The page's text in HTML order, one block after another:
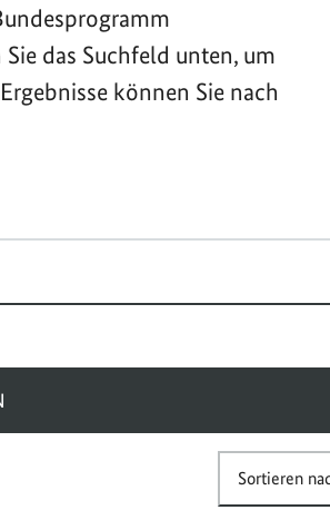
das Suchfeld unten, um
können Sie nach
Sortieren